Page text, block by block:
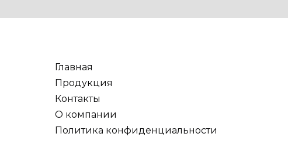
Главная
Продукция
Контакты
О компании
Политика конфиденциальности